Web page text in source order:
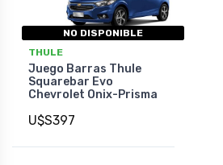
NO DISPONIBLE
THULE
Juego Barras Thule
Squarebar Evo
Chevrolet Onix-Prisma
U$S397